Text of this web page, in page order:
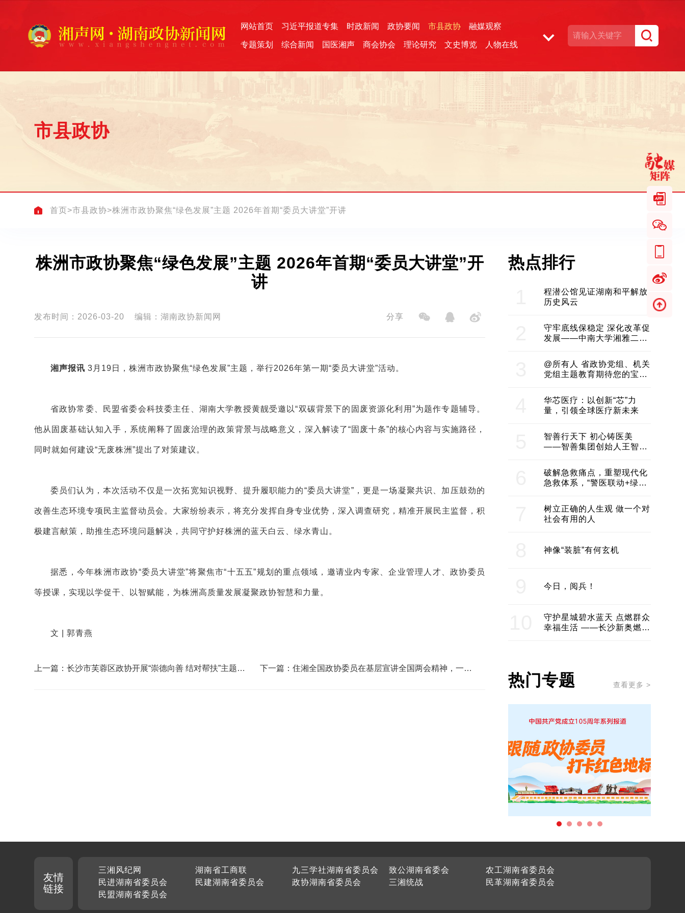
网站首页 习近平报道专集 时政新闻 政协要闻 市县政协 融媒观察
专题策划 综合新闻 国医湘声 商会协会 理论研究 文史博览 人物在线
市县政协
首页>市县政协> 株洲市政协聚焦“绿色发展”主题 2026年首期“委员大讲堂”开讲
株洲市政协聚焦“绿色发展”主题 2026年首期“委员大讲堂”开
讲
发布时间：2026-03-20 编辑：湖南政协新闻网 分享
湘声报讯 3月19日，株洲市政协聚焦“绿色发展”主题，举行2026年第一期“委员大讲堂”活动。
省政协常委、民盟省委会科技委主任、湖南大学教授黄靓受邀以“双碳背景下的固废资源化利用”为题作专题辅导。
他从固废基础认知入手，系统阐释了固废治理的政策背景与战略意义，深入解读了“固废十条”的核心内容与实施路径，
同时就如何建设“无废株洲”提出了对策建议。
委员们认为，本次活动不仅是一次拓宽知识视野、提升履职能力的“委员大讲堂”，更是一场凝聚共识、加压鼓劲的
改善生态环境专项民主监督动员会。大家纷纷表示，将充分发挥自身专业优势，深入调查研究，精准开展民主监督，积
极建言献策，助推生态环境问题解决，共同守护好株洲的蓝天白云、绿水青山。
据悉，今年株洲市政协“委员大讲堂”将聚焦市“十五五”规划的重点领域，邀请业内专家、企业管理人才、政协委员
等授课，实现以学促干、以智赋能，为株洲高质量发展凝聚政协智慧和力量。
文 | 郭青燕
上一篇：长沙市芙蓉区政协开展“崇德向善 结对帮扶”主题慰
下一篇：住湘全国政协委员在基层宣讲全国两会精神，一线
热点排行
程潜公馆见证湖南和平解放
历史风云
守牢底线保稳定 深化改革促
发展——中南大学湘雅二医
@所有人 省政协党组、机关
党组主题教育期待您的宝贵
华芯医疗：以创新“芯”力
量，引领全球医疗新未来
智善行天下 初心铸医美
——智善集团创始人王智带
建医美产业良性生态圈
破解急救痛点，重塑现代化
急救体系，“警医联动+绿波
树立正确的人生观 做一个对
社会有用的人
神像“装脏”有何玄机
今日，阅兵！
守护星城碧水蓝天 点燃群众
幸福生活 ——长沙新奥燃气
热门专题 查看更多 >
友情
链接
三湘风纪网 湖南省工商联 九三学社湖南省委员会 致公湖南省委会
农工湖南省委员会
民进湖南省委员会
民建湖南省委员会 政协湖南省委员会 三湘统战
民革湖南省委员会
民盟湖南省委员会